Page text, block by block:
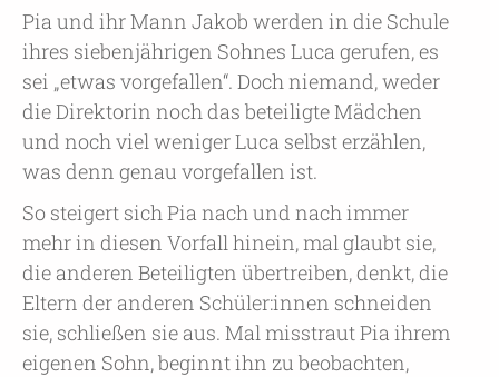
Pia und ihr Mann Jakob werden in die Schule
ihres siebenjährigen Sohnes Luca gerufen, es
sei „etwas vorgefallen“. Doch niemand, weder
die Direktorin noch das beteiligte Mädchen
und noch viel weniger Luca selbst erzählen,
was denn genau vorgefallen ist.
So steigert sich Pia nach und nach immer
mehr in diesen Vorfall hinein, mal glaubt sie,
die anderen Beteiligten übertreiben, denkt, die
Eltern der anderen Schüler:innen schneiden
sie, schließen sie aus. Mal misstraut Pia ihrem
eigenen Sohn, beginnt ihn zu beobachten,